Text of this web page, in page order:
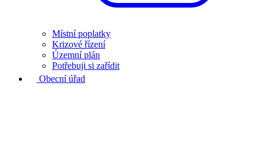
Místní poplatky
Krizové řízení
Územní plán
Potřebuji si zařídit
Obecní úřad